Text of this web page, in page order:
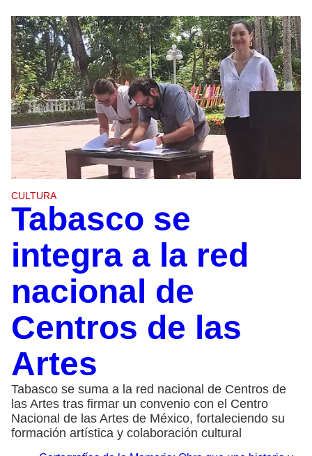
CULTURA
Tabasco se
integra a la red
nacional de
Centros de las
Artes
Tabasco se suma a la red nacional de Centros de
las Artes tras firmar un convenio con el Centro
Nacional de las Artes de México, fortaleciendo su
formación artística y colaboración cultural